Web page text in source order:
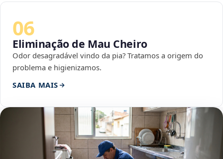
06
Eliminação de Mau Cheiro
Odor desagradável vindo da pia? Tratamos a origem do
problema e higienizamos.
SAIBA MAIS